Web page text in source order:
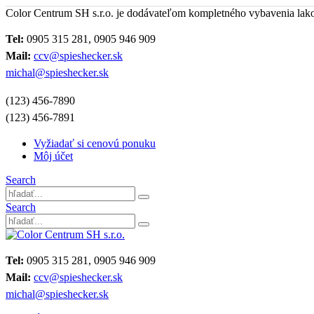
Color Centrum SH s.r.o. je dodávateľom kompletného vybavenia
Tel: 0905 315 281, 0905 946 909
Mail: ccv@spieshecker.sk
michal@spieshecker.sk
(123) 456-7890
(123) 456-7891
Vyžiadať si cenovú ponuku
Môj účet
Search
Search
Tel: 0905 315 281, 0905 946 909
Mail: ccv@spieshecker.sk
michal@spieshecker.sk